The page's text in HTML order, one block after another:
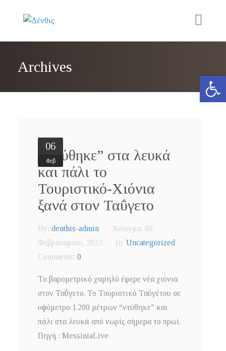
Επικοινωνία
Archives
06
Φεβ
“Ντύθηκε” στα λευκά
και πάλι το
Τουριστικό-Χιόνια
ξανά στον Ταΰγετο
By: denthis-admin Άνοιγμα: 06
Φεβρουαρίου, 2023
In: Uncategorized
Comments: 0
Το βαρομετρικό χαμηλό έφερε νέα χιόνια
στον Ταΰγετο. Το Τουριστικό Ταϋγέτου σε
υψόμετρο 1.200 μέτρων “ντύθηκε” και
πάλι στα λευκά από νωρίς σήμερα το πρωί.
Πηγή : MessiniaLive